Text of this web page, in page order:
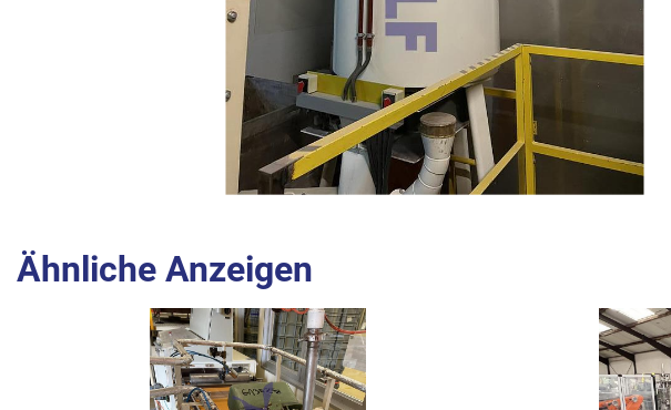
Ähnliche Anzeigen